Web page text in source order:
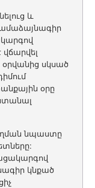
և
օրվանից սկսած
օրը
նպաստը
կնքած